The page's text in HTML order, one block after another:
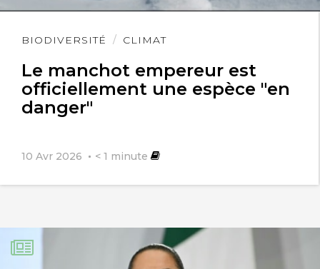
BIODIVERSITÉ CLIMAT
Le manchot empereur est
officiellement une espèce "en
danger"
10 Avr 2026 < 1 minute
Lire